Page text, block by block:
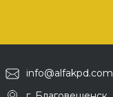
info@alfakpd.com